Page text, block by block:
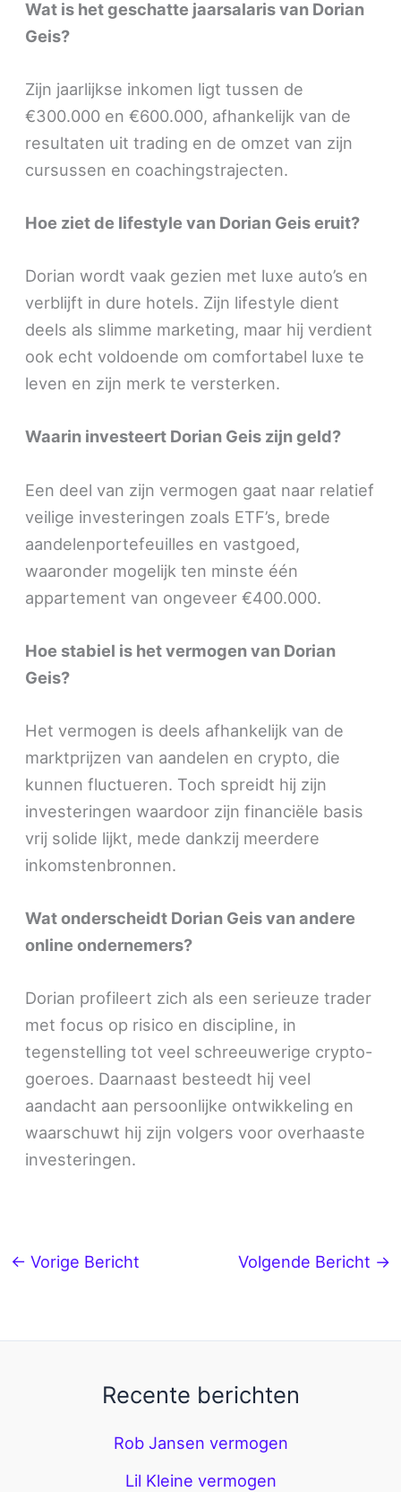
Wat is het geschatte jaarsalaris van Dorian
Geis?
Zijn jaarlijkse inkomen ligt tussen de
€300.000 en €600.000, afhankelijk van de
resultaten uit trading en de omzet van zijn
cursussen en coachingstrajecten.
Hoe ziet de lifestyle van Dorian Geis eruit?
Dorian wordt vaak gezien met luxe auto’s en
verblijft in dure hotels. Zijn lifestyle dient
deels als slimme marketing, maar hij verdient
ook echt voldoende om comfortabel luxe te
leven en zijn merk te versterken.
Waarin investeert Dorian Geis zijn geld?
Een deel van zijn vermogen gaat naar relatief
veilige investeringen zoals ETF’s, brede
aandelenportefeuilles en vastgoed,
waaronder mogelijk ten minste één
appartement van ongeveer €400.000.
Hoe stabiel is het vermogen van Dorian
Geis?
Het vermogen is deels afhankelijk van de
marktprijzen van aandelen en crypto, die
kunnen fluctueren. Toch spreidt hij zijn
investeringen waardoor zijn financiële basis
vrij solide lijkt, mede dankzij meerdere
inkomstenbronnen.
Wat onderscheidt Dorian Geis van andere
online ondernemers?
Dorian profileert zich als een serieuze trader
met focus op risico en discipline, in
tegenstelling tot veel schreeuwerige crypto-
goeroes. Daarnaast besteedt hij veel
aandacht aan persoonlijke ontwikkeling en
waarschuwt hij zijn volgers voor overhaaste
investeringen.
← Vorige Bericht Volgende Bericht →
Recente berichten
Rob Jansen vermogen
Lil Kleine vermogen